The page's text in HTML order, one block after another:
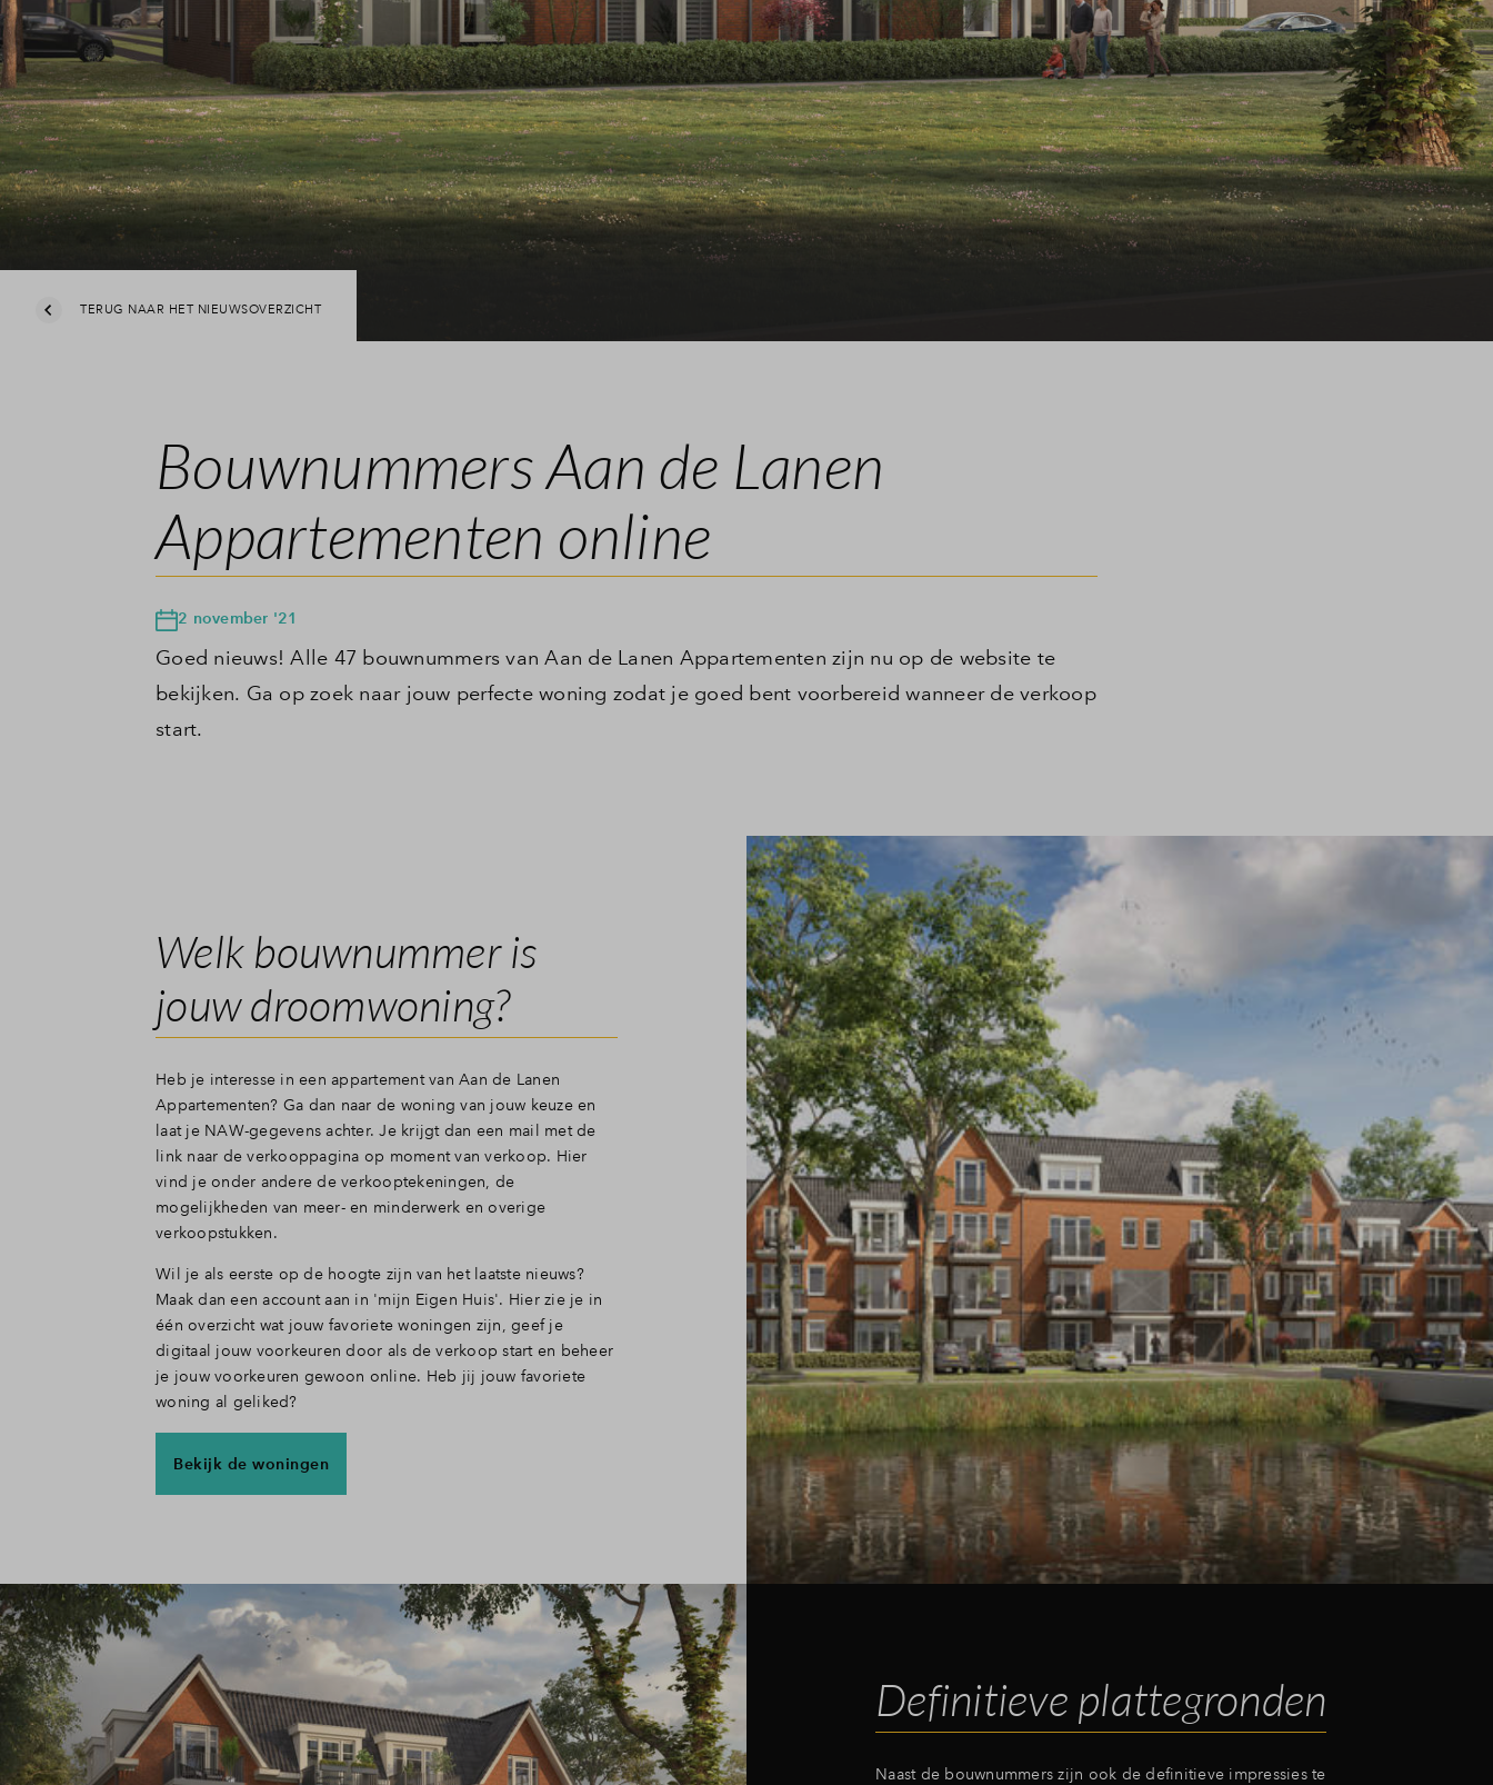
TERUG NAAR HET NIEUWSOVERZICHT
Bouwnummers Aan de Lanen
Appartementen online
2 november '21
Goed nieuws! Alle 47 bouwnummers van Aan de Lanen Appartementen zijn nu op de website te
bekijken. Ga op zoek naar jouw perfecte woning zodat je goed bent voorbereid wanneer de verkoop
start.
Welk bouwnummer is
jouw droomwoning?
Heb je interesse in een appartement van Aan de Lanen
Appartementen? Ga dan naar de woning van jouw keuze en
laat je NAW-gegevens achter. Je krijgt dan een mail met de
link naar de verkooppagina op moment van verkoop. Hier
vind je onder andere de verkooptekeningen, de
mogelijkheden van meer- en minderwerk en overige
verkoopstukken.
Wil je als eerste op de hoogte zijn van het laatste nieuws?
Maak dan een account aan in 'mijn Eigen Huis'. Hier zie je in
één overzicht wat jouw favoriete woningen zijn, geef je
digitaal jouw voorkeuren door als de verkoop start en beheer
je jouw voorkeuren gewoon online. Heb jij jouw favoriete
woning al geliked?
Bekijk de woningen
Definitieve plattegronden
Naast de bouwnummers zijn ook de definitieve impressies te